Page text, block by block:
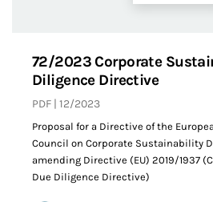
72/2023 Corporate
Diligence Directive
PDF 12/2023
Proposal for a Directive of the
Council on Corporate Sustainability
amending Directive (EU) 2019/1937
Due Diligence Directive)